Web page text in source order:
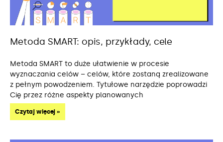
Metoda SMART: opis, przykłady, cele
Metoda SMART to duże ułatwienie w procesie
wyznaczania celów – celów, które zostaną zrealizowane
z pełnym powodzeniem. Tytułowe narzędzie poprowadzi
Cię przez różne aspekty planowanych
Czytaj więcej »